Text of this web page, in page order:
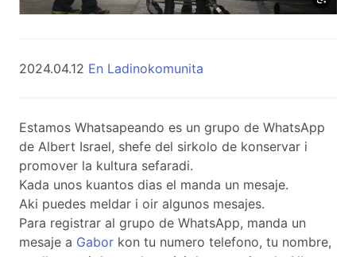
2024.04.12 En Ladinokomunita
Estamos Whatsapeando es un grupo de WhatsApp
de Albert Israel, shefe del sirkolo de konservar i
promover la kultura sefaradi.
Kada unos kuantos dias el manda un mesaje.
Aki puedes meldar i oir algunos mesajes.
Para registrar al grupo de WhatsApp, manda un
mesaje a Gabor kon tu numero telefono, tu nombre,